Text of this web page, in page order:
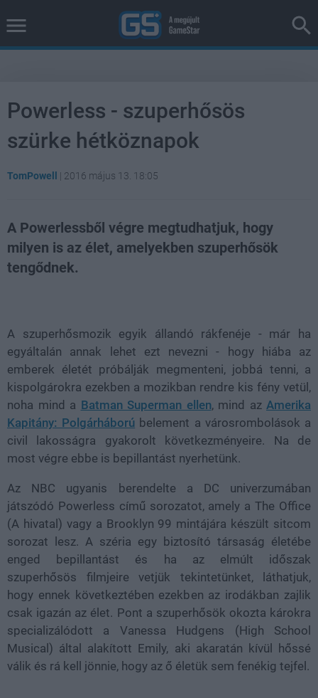
Powerless - szuperhősös
szürke hétköznapok
TomPowell | 2016 május 13. 18:05
A Powerlessből végre megtudhatjuk, hogy
milyen is az élet, amelyekben szuperhősök
tengődnek.
A szuperhősmozik egyik állandó rákfenéje - már ha
egyáltalán annak lehet ezt nevezni - hogy hiába az
emberek életét próbálják megmenteni, jobbá tenni, a
kispolgárokra ezekben a mozikban rendre kis fény vetül,
noha mind a Batman Superman ellen, mind az Amerika
Kapitány: Polgárháború belement a városrombolások a
civil lakosságra gyakorolt következményeire. Na de
most végre ebbe is bepillantást nyerhetünk.
Az NBC ugyanis berendelte a DC univerzumában
játszódó Powerless című sorozatot, amely a The Office
(A hivatal) vagy a Brooklyn 99 mintájára készült sitcom
sorozat lesz. A széria egy biztosító társaság életébe
enged bepillantást és ha az elmúlt időszak
szuperhősös filmjeire vetjük tekintetünket, láthatjuk,
hogy ennek következtében ezekben az irodákban zajlik
csak igazán az élet. Pont a szuperhősök okozta károkra
specializálódott a Vanessa Hudgens (High School
Musical) által alakított Emily, aki akaratán kívül hőssé
válik és rá kell jönnie, hogy az ő életük sem fenékig tejfel.